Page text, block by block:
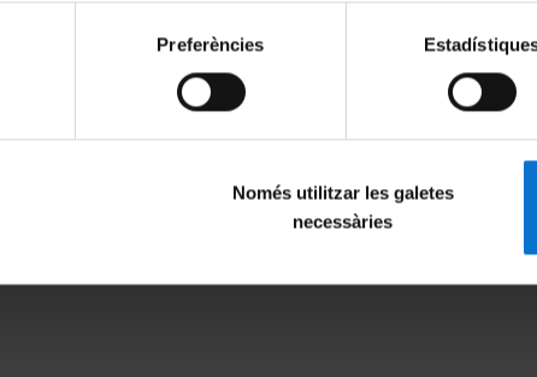
Preferències
Només utilitzar les galetes
necessàries
MENÚ PEU 1
Legal notice